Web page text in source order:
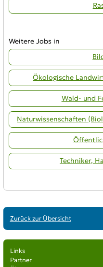
Weitere Jobs in
Ökologische
Wald- und
Naturwissenschaften
Techniker,
Zurück zur Übersicht
Links
Partner